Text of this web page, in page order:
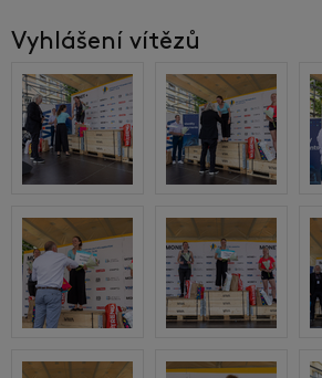
Vyhlášení vítězů